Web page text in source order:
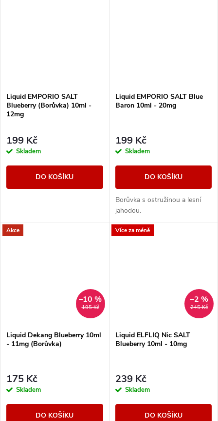
Liquid EMPORIO SALT
Blueberry (Borůvka) 10ml -
12mg
199 Kč
Skladem
DO KOŠÍKU
Liquid EMPORIO SALT Blue
Baron 10ml - 20mg
199 Kč
Skladem
DO KOŠÍKU
Borůvka s ostružinou a lesní
jahodou.
Akce
195 Kč
–10 %
Liquid Dekang Blueberry 10ml
- 11mg (Borůvka)
175 Kč
Skladem
DO KOŠÍKU
Více za méně
245 Kč
–2 %
Liquid ELFLIQ Nic SALT
Blueberry 10ml - 10mg
239 Kč
Skladem
DO KOŠÍKU